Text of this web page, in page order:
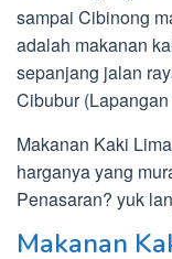
sampai Cibinong
adalah makanan
sepanjang jalan
Cibubur
Makanan Kaki
harganya yang
Penasaran? yuk
Makanan